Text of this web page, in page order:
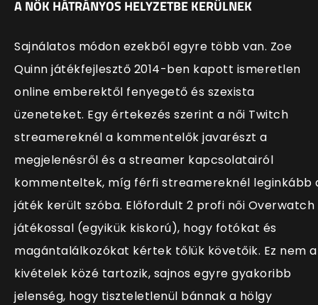
A NŐK HÁTRÁNYOS HELYZETBE KERÜLNEK
Sajnálatos módon ezekből egyre több van. Zoe
Quinn játékfejlesztő 2014-ben kapott ismeretlen
online emberektől fenyegető és szexista
üzeneteket. Egy értekezés szerint a női Twitch
streamereknél a kommentelők javarészt a
megjelenésről és a streamer kapcsolatairól
kommenteltek, míg férfi streamereknél leginkább
játék került szóba. Előfordult 2 profi női Overwatch
játékossal (egyikük kiskorú), hogy fotókat és
magántalálkozókat kértek tőlük követőik. Ez nem a
kivételek közé tartozik, sajnos egyre gyakoribb
jelenség, hogy tiszteletlenül bánnak a hölgy